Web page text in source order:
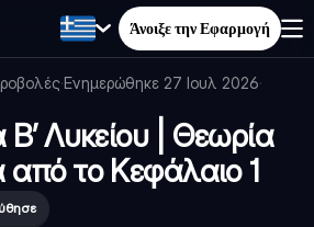
Άνοιξε την Εφαρμογή
·Ενημερώθηκε 27 Ιουλ 2026·
Λυκείου | Θεωρία
από το Κεφάλαιο 1